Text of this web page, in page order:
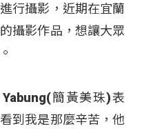
行攝影，近期在宜蘭
攝影作品，想讓大眾
簡黃美珠)表
到我是那麼辛苦，他